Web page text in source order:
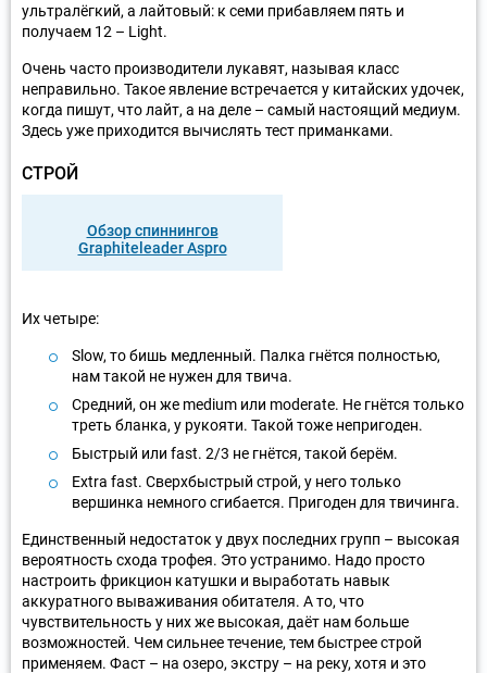
ультралёгкий, а лайтовый: к семи прибавляем пять и
получаем 12 – Light.
Очень часто производители лукавят, называя класс
неправильно. Такое явление встречается у китайских удочек,
когда пишут, что лайт, а на деле – самый настоящий медиум.
Здесь уже приходится вычислять тест приманками.
СТРОЙ
Обзор спиннингов
Graphiteleader Aspro
Их четыре:
Slow, то бишь медленный. Палка гнётся полностью,
нам такой не нужен для твича.
Средний, он же medium или moderate. Не гнётся только
треть бланка, у рукояти. Такой тоже непригоден.
Быстрый или fast. 2/3 не гнётся, такой берём.
Extra fast. Сверхбыстрый строй, у него только
вершинка немного сгибается. Пригоден для твичинга.
Единственный недостаток у двух последних групп – высокая
вероятность схода трофея. Это устранимо. Надо просто
настроить фрикцион катушки и выработать навык
аккуратного вываживания обитателя. А то, что
чувствительность у них же высокая, даёт нам больше
возможностей. Чем сильнее течение, тем быстрее строй
применяем. Фаст – на озеро, экстру – на реку, хотя и это